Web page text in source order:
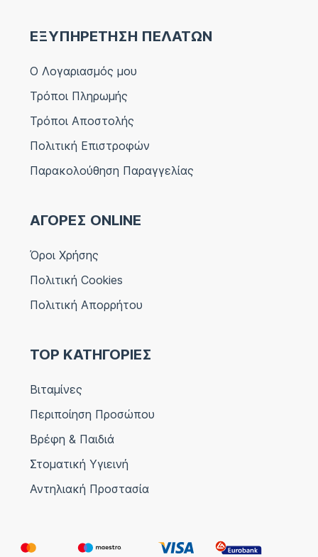
ΕΞΥΠΗΡΕΤΗΣΗ ΠΕΛΑΤΩΝ
Ο Λογαριασμός μου
Τρόποι Πληρωμής
Τρόποι Αποστολής
Πολιτική Επιστροφών
Παρακολούθηση Παραγγελίας
ΑΓΟΡΕΣ ONLINE
Όροι Χρήσης
Πολιτική Cookies
Πολιτική Απορρήτου
TOP ΚΑΤΗΓΟΡΙΕΣ
Βιταμίνες
Περιποίηση Προσώπου
Βρέφη & Παιδιά
Στοματική Υγιεινή
Αντηλιακή Προστασία